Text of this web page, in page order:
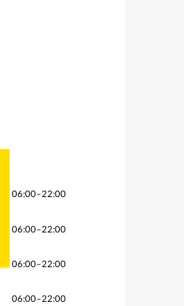
06:00–22:00
06:00–22:00
06:00–22:00
06:00–22:00